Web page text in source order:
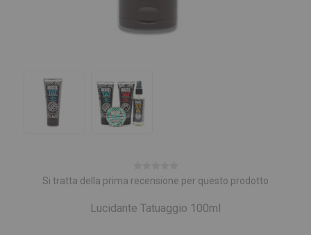
Si tratta della prima recensione per questo prodotto
Lucidante Tatuaggio 100ml